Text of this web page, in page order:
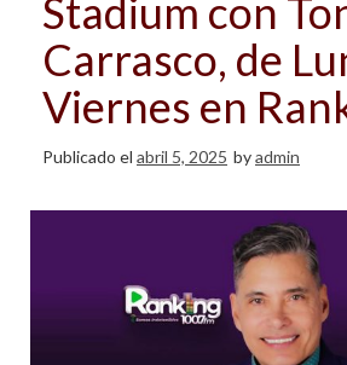
Stadium con
Carrasco, de
Viernes en
Publicado el abril 5, 2025 byadmin